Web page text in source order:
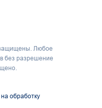
Любое
без разрешение
обработку